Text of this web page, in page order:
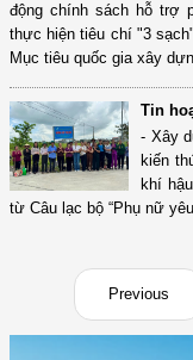
động chính sách hỗ trợ
thực hiện tiêu chí "3
Mục tiêu quốc gia xây
Tin
- Xây
kiến
khí
từ Câu lạc bộ “Phụ nữ
Previous